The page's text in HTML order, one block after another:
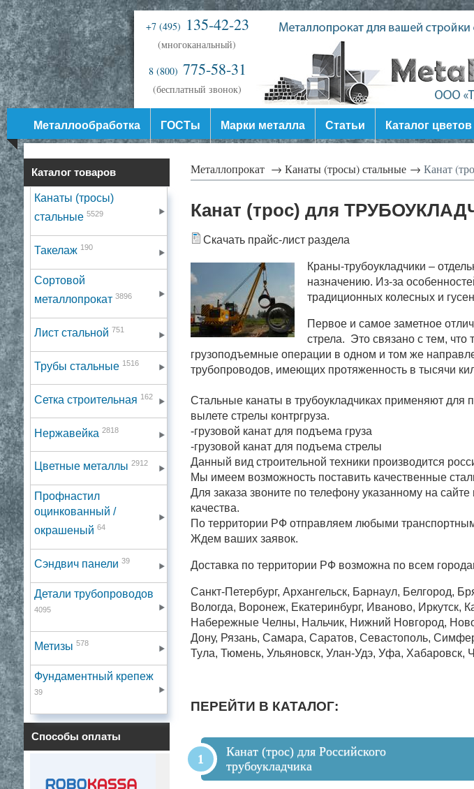
+7 (495) 135-42-23
(многоканальный)
8 (800) 775-58-31
(бесплатный звонок)
Металлообработка ГОСТы Марки металла Статьи Каталог
Каталог товаров
Канаты (тросы)
стальные 5529
Такелаж 190
Сортовой
металлопрокат 3896
Лист стальной 751
Трубы стальные 1516
Сетка строительная 162
Нержавейка 2818
Цветные металлы 2912
Профнастил
оцинкованный /
окрашеный 64
Сэндвич панели 39
Детали трубопроводов
4095
Метизы 578
Фундаментный крепеж
39
Способы оплаты
Металлопрокат → Канаты (тросы) стальные → Канат
Канат (трос) для
Скачать прайс-лист раздела
Краны-трубоукладчики –
назначению. Из-за
традиционных колесных и
Первое и самое заметное
стрела. Это связано с тем,
грузоподъемные операции в одном и том же
трубопроводов, имеющих протяженность в тысячи
Стальные канаты в трубоукладчиках применяют для
вылете стрелы контргруза.
-грузовой канат для подъема груза
-грузовой канат для подъема стрелы
Данный вид строительной техники производится
Мы имеем возможность поставить качественные
Для заказа звоните по телефону указанному на
качества.
По территории РФ отправляем любыми
Ждем ваших заявок.
Доставка по территории РФ возможна по всем
Санкт-Петербург, Архангельск, Барнаул, Белгород,
Вологда, Воронеж, Екатеринбург, Иваново, Иркутск,
Набережные Челны, Нальчик, Нижний Новгород,
Дону, Рязань, Самара, Саратов, Севастополь,
Тула, Тюмень, Ульяновск, Улан-Удэ, Уфа,
ПЕРЕЙТИ В КАТАЛОГ:
Канат (трос) для Российского
трубоукладчика